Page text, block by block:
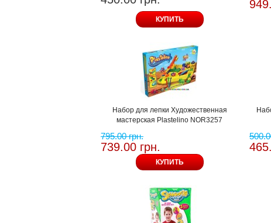
КУПИТЬ
Набор для лепки Художественная
мастерская Plastelino NOR3257
795.00 грн.
739.00 грн.
КУПИТЬ